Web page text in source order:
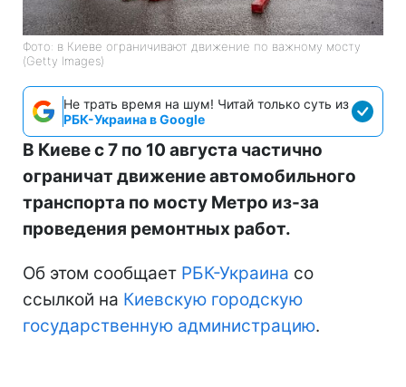
Фото: в Киеве ограничивают движение по важному мосту
(Getty Images)
Не трать время на шум! Читай только суть из
РБК-Украина в Google
В Киеве с 7 по 10 августа частично
ограничат движение автомобильного
транспорта по мосту Метро из-за
проведения ремонтных работ.
Об этом сообщает РБК-Украина со
ссылкой на Киевскую городскую
государственную администрацию.